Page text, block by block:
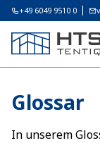
+49 6049 9510 0
Glossar
In unserem